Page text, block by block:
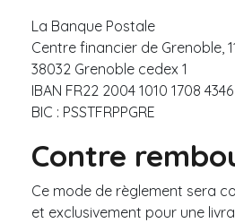
La Banque Postale
Centre financier de Grenoble,
38032 Grenoble cedex 1
IBAN FR22 2004 1010 1708
BIC : PSSTFRPPGRE
Contre
Ce mode de règlement sera
et exclusivement pour une